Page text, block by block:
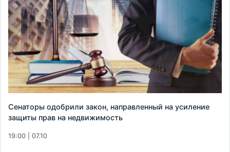
Сенаторы одобрили закон, направленный на усиление
защиты прав на недвижимость
19:00 | 07.10